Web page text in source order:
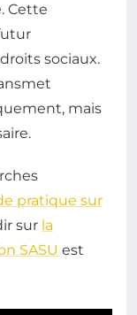
Cette
sociaux.
mais
pratique sur
sur la
SASU est